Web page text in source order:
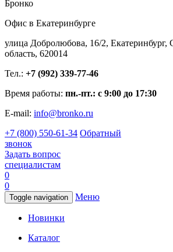
Бронко
Офис в Екатеринбурге
улица Добролюбова, 16/2, Екатеринбург,
область, 620014
Тел.: +7 (992) 339-77-46
Время работы: пн.-пт.: с 9:00 до 17:30
E-mail: info@bronko.ru
+7 (800) 550-61-34 Обратный
звонок
Задать вопрос
специалистам
0
0
Toggle navigation Меню
Новинки
Каталог